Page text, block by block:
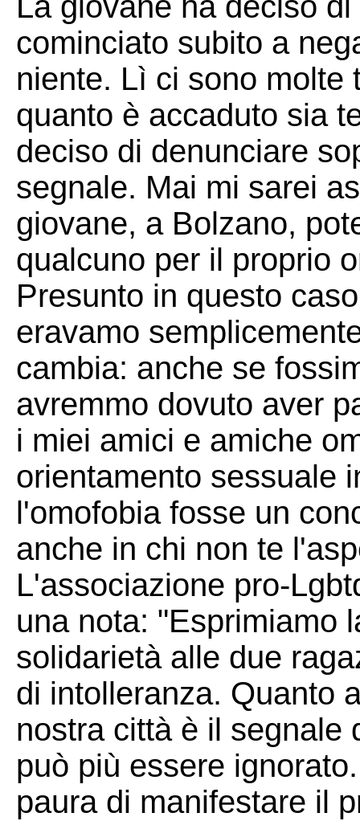
cominciato subito a
niente. Lì ci sono molte
quanto è accaduto sia
deciso di denunciare
segnale. Mai mi sarei
giovane, a Bolzano,
qualcuno per il proprio
Presunto in questo
eravamo
cambia: anche se
avremmo dovuto aver
i miei amici e amiche
orientamento sessuale
l'omofobia fosse un
anche in chi non te
L'associazione pro-
una nota: "Esprimiamo
solidarietà alle due
di intolleranza. Quanto
nostra città è il segnale
può più essere
paura di manifestare il